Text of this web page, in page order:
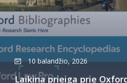
10 balandžio, 2026
Laikina prieiga prie